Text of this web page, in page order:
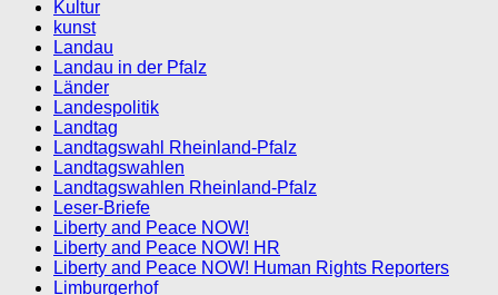
Kultur
kunst
Landau
Landau in der Pfalz
Länder
Landespolitik
Landtag
Landtagswahl Rheinland-Pfalz
Landtagswahlen
Landtagswahlen Rheinland-Pfalz
Leser-Briefe
Liberty and Peace NOW!
Liberty and Peace NOW! HR
Liberty and Peace NOW! Human Rights Reporters
Limburgerhof